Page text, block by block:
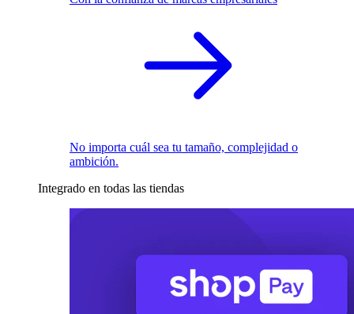
No importa cuál sea tu tamaño, complejidad o
ambición.
Integrado en todas las tiendas